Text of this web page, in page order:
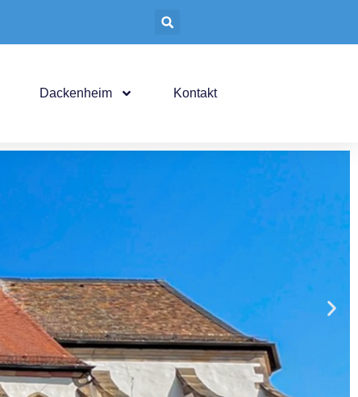
Dackenheim Kontakt